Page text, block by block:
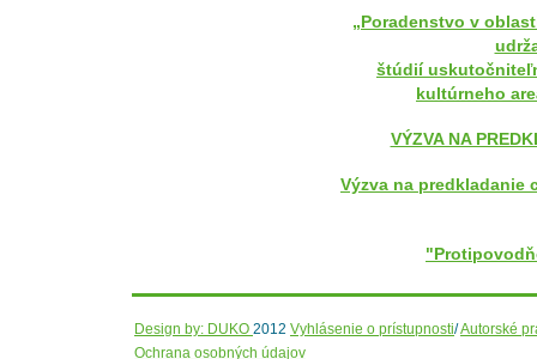
„Poradenstvo v
štúdií
kultúrneho
VÝZVA NA
Výzva na predkladanie
Design by: DUKO 2012 Vyhlásenie o prístupnosti/Autorské
Ochrana osobných údajov